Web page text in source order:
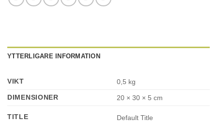
YTTERLIGARE INFORMATION
VIKT
0,5 kg
DIMENSIONER
20 × 30 × 5 cm
TITLE Default Title